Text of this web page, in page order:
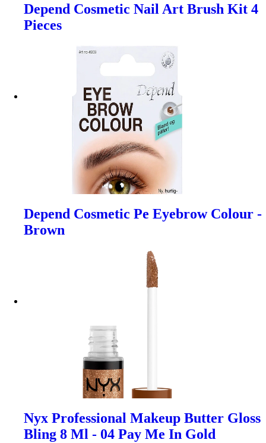
Depend Cosmetic Nail Art Brush Kit 4
Pieces
Depend Cosmetic Pe Eyebrow Colour -
Brown
Nyx Professional Makeup Butter Gloss
Bling 8 Ml - 04 Pay Me In Gold